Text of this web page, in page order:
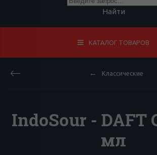
Найти
КАТАЛОГ ТОВАРОВ
Классические
IndoSour - DAFT
мл